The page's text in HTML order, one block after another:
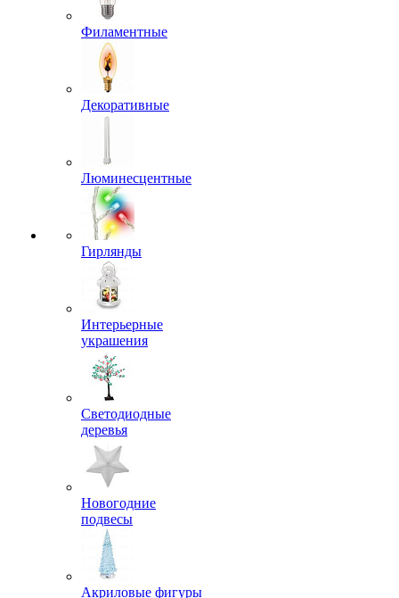
Филаментные
Декоративные
Люминесцентные
Гирлянды
Интерьерные
украшения
Светодиодные
деревья
Новогодние
подвесы
Акриловые фигуры